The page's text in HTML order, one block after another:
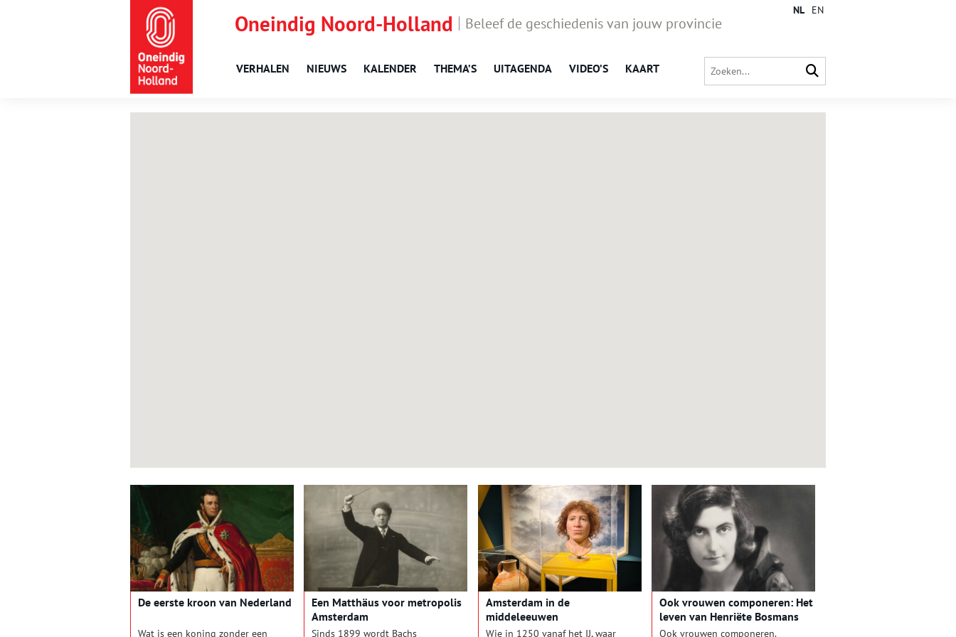
Oneindig Noord-Holland Beleef de geschiedenis van jouw provincie
VERHALEN NIEUWS KALENDER THEMA’S UITAGENDA VIDEO’S KAART
NL EN
De eerste kroon van Nederland
Wat is een koning zonder een
Een Matthäus voor metropolis
Amsterdam
Sinds 1899 wordt Bachs
Amsterdam in de
middeleeuwen
Wie in 1250 vanaf het IJ, waar
Ook vrouwen componeren: Het
leven van Henriëte Bosmans
Ook vrouwen componeren.